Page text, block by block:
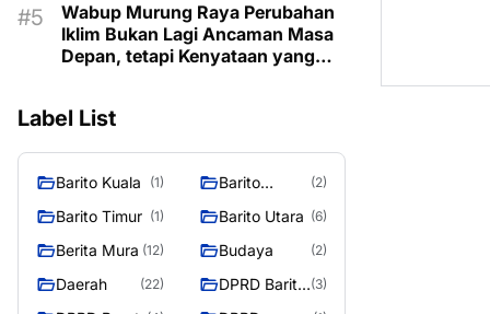
Wabup Murung Raya Perubahan
Iklim Bukan Lagi Ancaman Masa
Depan, tetapi Kenyataan yang
Label List
Barito Kuala (1)
Barito
(2)
Barito Timur (1) Barito Utara (6)
Berita Mura (12) Budaya (2)
Daerah (22)
DPRD Barito (3)